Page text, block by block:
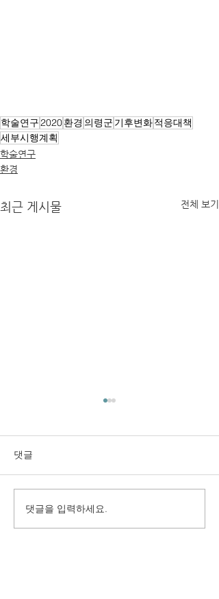
학술연구2020환경 의령군 기후변화적응대책
세부시행계획
학술연구
환경
최근 게시물 전체 보기
구미시 취업지원센터 만족
도 조사 용역
댓글
댓글을 입력하세요.